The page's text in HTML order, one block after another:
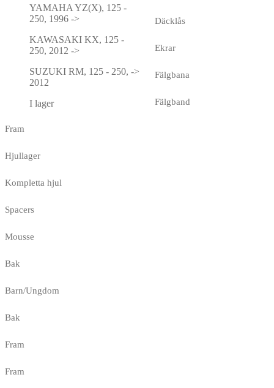
YAMAHA YZ(X), 125 -
250, 1996 ->
KAWASAKI KX, 125 -
250, 2012 ->
SUZUKI RM, 125 - 250, ->
2012
I lager
Däcklås
Ekrar
Fälgbana
Fälgband
Fram
Hjullager
Kompletta hjul
Spacers
Mousse
Bak
Barn/Ungdom
Bak
Fram
Fram